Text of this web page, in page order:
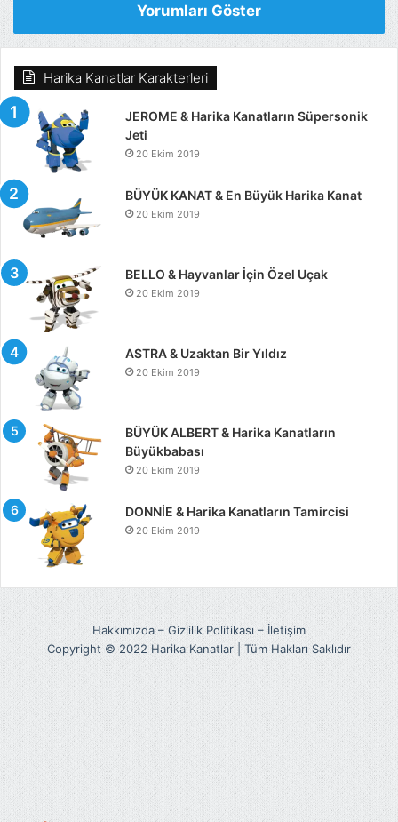
Yorumları Göster
Harika Kanatlar Karakterleri
JEROME & Harika Kanatların Süpersonik
Jeti
20 Ekim 2019
BÜYÜK KANAT & En Büyük Harika Kanat
20 Ekim 2019
BELLO & Hayvanlar İçin Özel Uçak
20 Ekim 2019
ASTRA & Uzaktan Bir Yıldız
20 Ekim 2019
BÜYÜK ALBERT & Harika Kanatların
Büyükbabası
20 Ekim 2019
DONNİE & Harika Kanatların Tamircisi
20 Ekim 2019
Hakkımızda– Gizlilik Politikası – İletişim
Copyright © 2022 Harika Kanatlar | Tüm Hakları Saklıdır